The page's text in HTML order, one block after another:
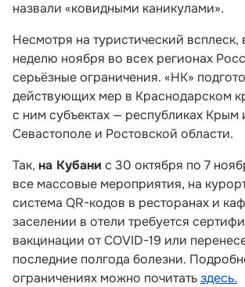
назвали «ковидными каникулами».
Несмотря на туристический всплеск,
неделю ноября во всех регионах
серьёзные ограничения. «НК»
действующих мер в Краснодарском
с ним субъектах — республиках Крым
Севастополе и Ростовской области.
Так, на Кубани с 30 октября по 7
все массовые мероприятия, на
система QR-кодов в ресторанах и
заселении в отели требуется
вакцинации от COVID-19 или
последние полгода болезни.
ограничениях можно почитатьздесь.